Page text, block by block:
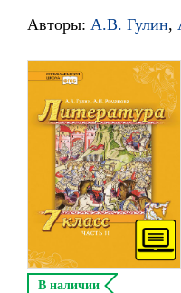
Авторы: А.В. Гулин,
В наличии